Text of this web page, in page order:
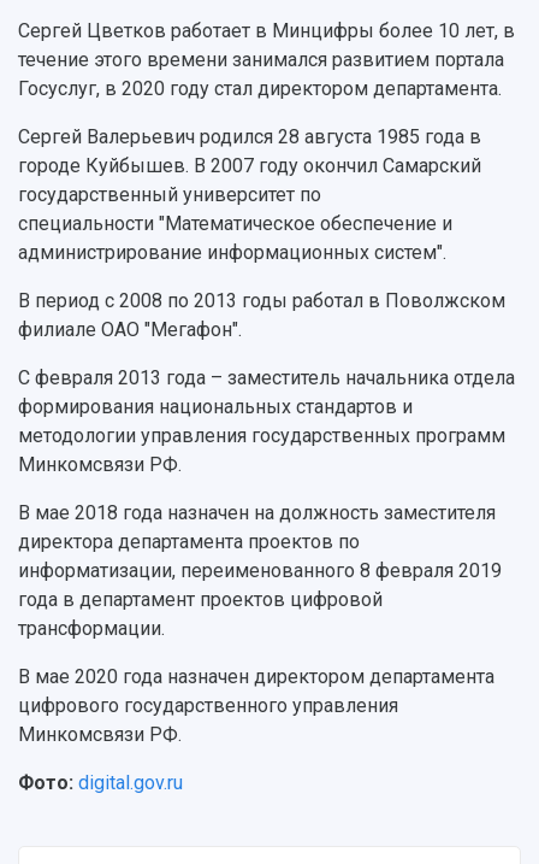
Институт искусственного интеллекта
Инжиниринговый центр
Аграрный карбоновый полигон
Архив
Фирменный стиль
Устойчивое развитие
3D-тур по университету
Учебный аэродром
Центр истории авиационных двигателей
Ботанический сад
Умный дом бабочек
Сведения об образовательной организации
Официальные документы
Платные образовательные услуги
Скидки на обучение
Подготовительные курсы
Библиотека
Видеолекции
Противодействие COVID-19
Результаты научно-исследовательской
деятельности
Научно-технические разработки
Областной конкурс "Молодой учёный"
Отчеты о научно-исследовательской
деятельности
Журналы Самарского университета
Научные конференции
Патенты
Публикации и издания
Сергей Цветков работает в Минцифры более 10 лет, в
течение этого времени занимался развитием портала
Госуслуг, в 2020 году стал директором департамента.
Сергей Валерьевич родился 28 августа 1985 года в
городе Куйбышев. В 2007 году окончил Самарский
государственный университет по
специальности "Математическое обеспечение и
администрирование информационных систем".
В период с 2008 по 2013 годы работал в Поволжском
филиале ОАО "Мегафон".
С февраля 2013 года – заместитель начальника отдела
формирования национальных стандартов и
методологии управления государственных программ
Минкомсвязи РФ.
В мае 2018 года назначен на должность заместителя
директора департамента проектов по
информатизации, переименованного 8 февраля 2019
года в департамент проектов цифровой
трансформации.
В мае 2020 года назначен директором департамента
цифрового государственного управления
Минкомсвязи РФ.
Фото: digital.gov.ru